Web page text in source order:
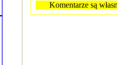
Komentarze są